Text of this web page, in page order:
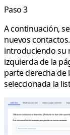
Paso 3
A continuación,
nuevos
introduciendo su
izquierda de la
parte derecha de
seleccionada la